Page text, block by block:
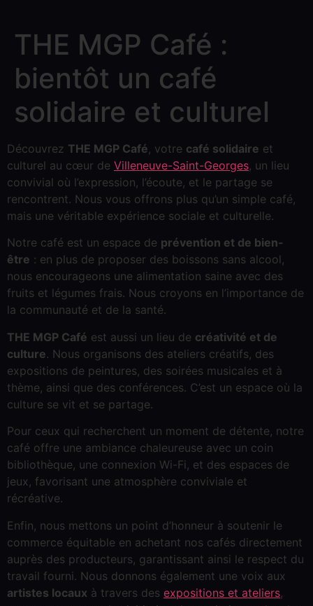
THE MGP Café :
bientôt un café
solidaire et culturel
Découvrez THE MGP Café, votre café solidaire et
culturel au cœur de Villeneuve-Saint-Georges, un lieu
convivial où l’expression, l’écoute, et le partage se
rencontrent. Nous vous offrons plus qu’un simple café,
mais une véritable expérience sociale et culturelle.
Notre café est un espace de prévention et de bien-
être : en plus de proposer des boissons sans alcool,
nous encourageons une alimentation saine avec des
fruits et légumes frais. Nous croyons en l’importance de
la communauté et de la santé.
THE MGP Café est aussi un lieu de créativité et de
culture. Nous organisons des ateliers créatifs, des
expositions de peintures, des soirées musicales et à
thème, ainsi que des conférences. C’est un espace où la
culture se vit et se partage.
Pour ceux qui recherchent un moment de détente, notre
café offre une ambiance chaleureuse avec un coin
bibliothèque, une connexion Wi-Fi, et des espaces de
jeux, favorisant une atmosphère conviviale et
récréative.
Enfin, nous mettons un point d’honneur à soutenir le
commerce équitable en achetant nos cafés directement
auprès des producteurs, garantissant ainsi le respect du
travail fourni. Nous donnons également une voix aux
artistes locaux à travers des expositions et ateliers,